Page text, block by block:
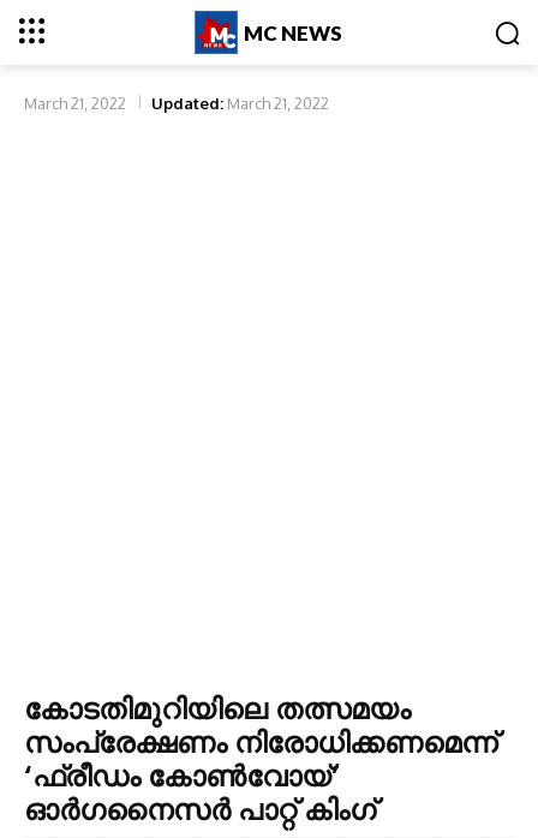
MC NEWS
March 21, 2022 Updated: March 21, 2022
കോടതിമുറിയിലെ തത്സമയം
സംപ്രേക്ഷണം നിരോധിക്കണമെന്ന്
‘ഫ്രീഡം കോൺവോയ്’
ഓർഗനൈസർ പാറ്റ് കിംഗ്